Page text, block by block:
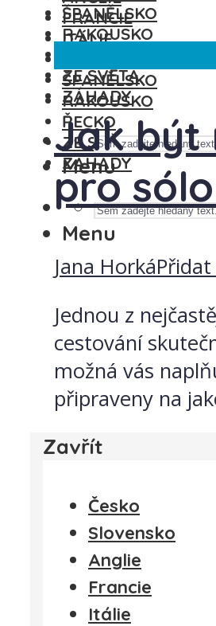
FRANCIE
ITÁLIE
ŠPANĚLSKO
RAKOUSKO
ŘECKO
ZE SVĚTA
ZÁHADY
Menu
ŠPANĚLSKO
RAKOUSKO
ZE SVĚTA
ZÁHADY
Menu
Jak být
pro
Jana Horká
Jednou z
cestování
možná vás
připraveny na
Zavřít
Česko
Slovensko
Anglie
Francie
Itálie